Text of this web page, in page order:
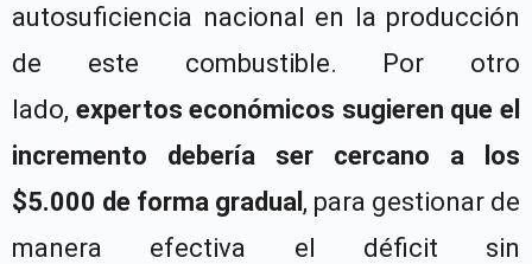
autosuficiencia nacional en la producción
de este combustible. Por otro
lado, expertos económicos sugieren que el
incremento debería ser cercano a los
$5.000 de forma gradual , para gestionar de
manera efectiva el déficit sin